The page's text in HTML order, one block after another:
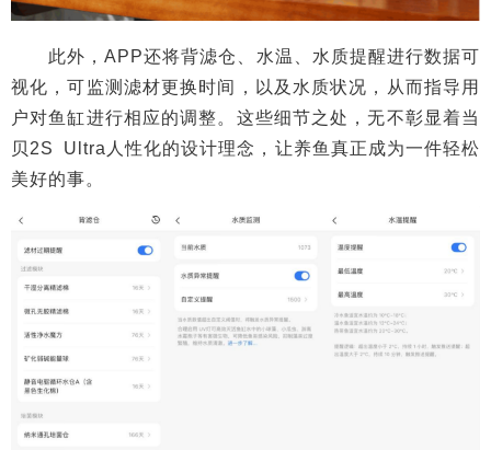
此外，APP还将背滤仓、水温、水质提醒进行数据可
视化，可监测滤材更换时间，以及水质状况，从而指导用
户对鱼缸进行相应的调整。这些细节之处，无不彰显着当
贝2S Ultra人性化的设计理念，让养鱼真正成为一件轻松
美好的事。